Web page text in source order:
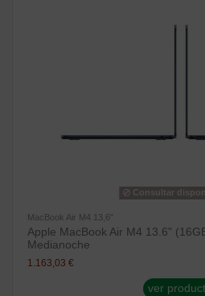
Consultar
MacBook Air M4 13,6"
Apple MacBook Air M4 13.6"
Medianoche
1.163,03 €
ver